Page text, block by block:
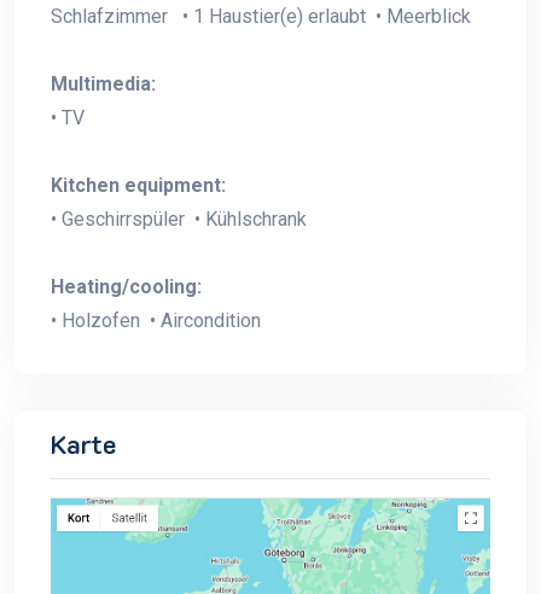
Schlafzimmer • 1 Haustier(e) erlaubt • Meerblick
Multimedia:
• TV
Kitchen equipment:
• Geschirrspüler • Kühlschrank
Heating/cooling:
• Holzofen • Aircondition
Karte